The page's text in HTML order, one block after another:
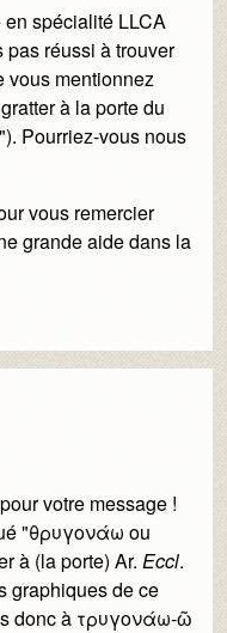
spécialité LLCA
réussi à trouver
mentionnez
à la porte du
Pourriez-vous nous
vous remercier
grande aide dans la
votre message !
"θρυγονάω ou
à (la porte) Ar. Eccl.
graphiques de ce
donc à τρυγονάω-ῶ